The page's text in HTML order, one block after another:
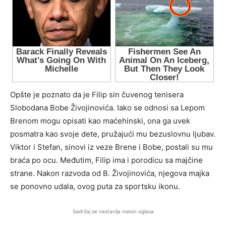
Opšte je poznato da je Filip sin čuvenog tenisera
Slobodana Bobe Živojinovića. Iako se odnosi sa Lepom
Brenom mogu opisati kao maćehinski, ona ga uvek
posmatra kao svoje dete, pružajući mu bezuslovnu ljubav.
Viktor i Stefan, sinovi iz veze Brene i Bobe, postali su mu
braća po ocu. Međutim, Filip ima i porodicu sa majčine
strane. Nakon razvoda od B. Živojinovića, njegova majka
se ponovno udala, ovog puta za sportsku ikonu.
Sadržaj se nastavlja nakon oglasa